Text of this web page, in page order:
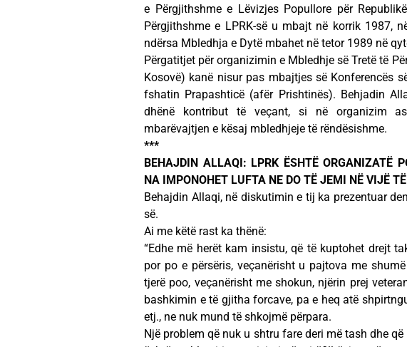
e Përgjithshme e Lëvizjes Popullore për
Përgjithshme e LPRK-së u mbajt në korrik 1987,
ndërsa Mbledhja e Dytë mbahet në tetor 1989 në
Përgatitjet për organizimin e Mbledhje së Tretë të
Kosovë) kanë nisur pas mbajtjes së Konferencës
fshatin Prapashticë (afër Prishtinës). Behjadin
dhënë kontribut të veçant, si në organizim
mbarëvajtjen e kësaj mbledhjeje të rëndësishme.
***
BEHAJDIN ALLAQI: LPRK ËSHTË ORGANIZATË
NA IMPONOHET LUFTA NE DO TË JEMI NË VIJË
Behajdin Allaqi, në diskutimin e tij ka prezentuar
së.
Ai me këtë rast ka thënë:
“Edhe më herët kam insistu, që të kuptohet drejt
por po e përsëris, veçanërisht u pajtova me
tjerë poo, veçanërisht me shokun, njërin prej
bashkimin e të gjitha forcave, pa e heq atë
etj., ne nuk mund të shkojmë përpara.
Një problem që nuk u shtru fare deri më tash dhe